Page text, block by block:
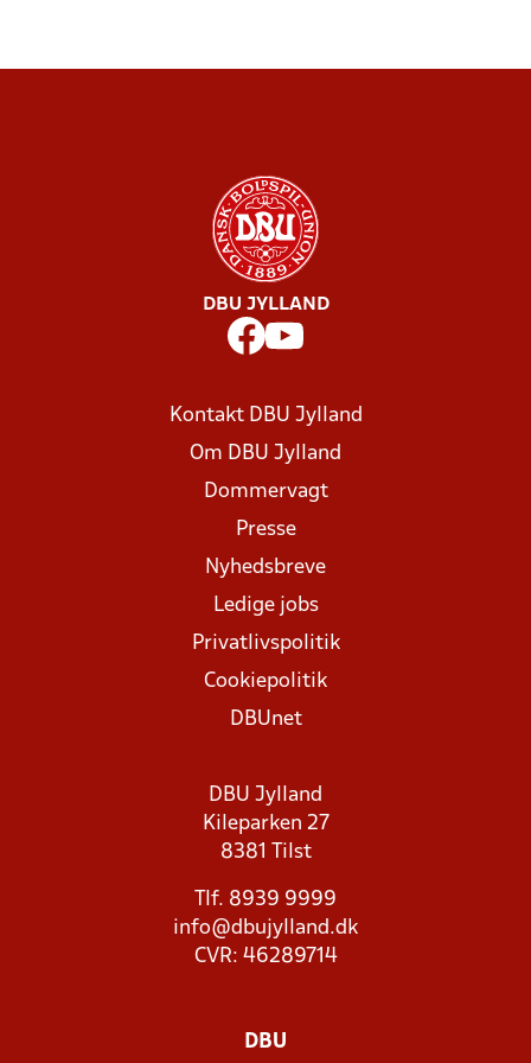
DBU JYLLAND
Kontakt DBU Jylland
Om DBU Jylland
Dommervagt
Presse
Nyhedsbreve
Ledige jobs
Privatlivspolitik
Cookiepolitik
DBUnet
DBU Jylland
Kileparken 27
8381 Tilst
Tlf. 8939 9999
info@dbujylland.dk
CVR: 46289714
DBU